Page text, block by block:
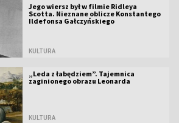
Jego wiersz był w filmie Ridleya
Scotta. Nieznane oblicze Konstantego
Ildefonsa Gałczyńskiego
KULTURA
„Leda z łabędziem”. Tajemnica
zaginionego obrazu Leonarda
KULTURA